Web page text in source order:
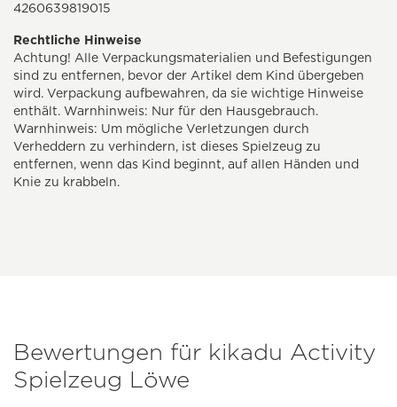
4260639819015
Rechtliche Hinweise
Achtung! Alle Verpackungsmaterialien und Befestigungen
sind zu entfernen, bevor der Artikel dem Kind übergeben
wird. Verpackung aufbewahren, da sie wichtige Hinweise
enthält. Warnhinweis: Nur für den Hausgebrauch.
Warnhinweis: Um mögliche Verletzungen durch
Verheddern zu verhindern, ist dieses Spielzeug zu
entfernen, wenn das Kind beginnt, auf allen Händen und
Knie zu krabbeln.
Bewertungen für kikadu Activity
Spielzeug Löwe